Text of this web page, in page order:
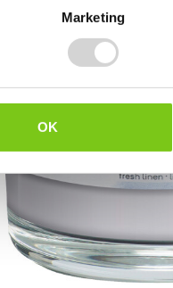
Marketing
OK